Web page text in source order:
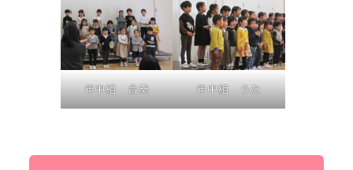
年中組 合奏 年中組 うた